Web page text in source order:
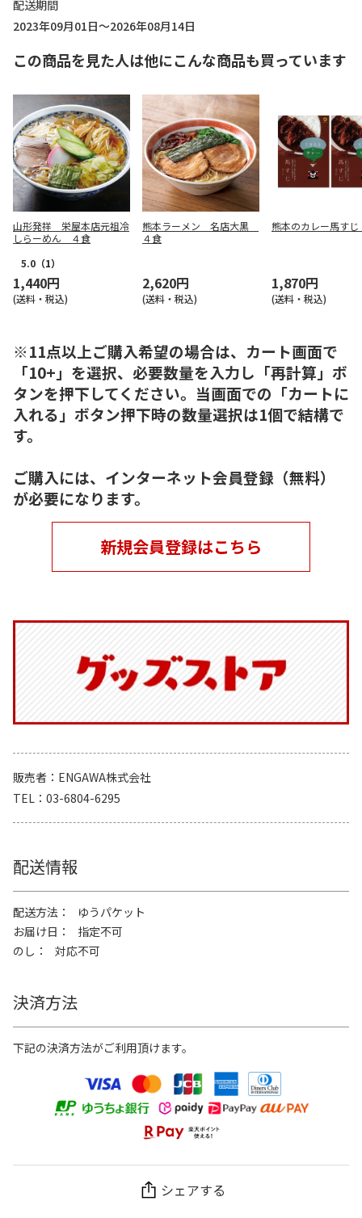
配送期間
2023年09月01日～2026年08月14日
この商品を見た人は他にこんな商品も買っています
山形発祥 栄屋本店元祖冷
しらーめん ４食
5.0 （1）
1,440円
(送料・税込)
熊本ラーメン 名店大黒
４食
2,620円
(送料・税込)
熊本のカレー馬す
1,870円
(送料・税込)
※11点以上ご購入希望の場合は、カート画面で
「10+」を選択、必要数量を入力し「再計算」ボ
タンを押下してください。当画面での「カートに
入れる」ボタン押下時の数量選択は1個で結構で
す。
ご購入には、インターネット会員登録（無料）
が必要になります。
新規会員登録はこちら
販売者
ENGAWA株式会社
TEL
03-6804-6295
配送情報
配送方法
ゆうパケット
お届け日
指定不可
のし
対応不可
決済方法
下記の決済方法がご利用頂けます。
シェアする